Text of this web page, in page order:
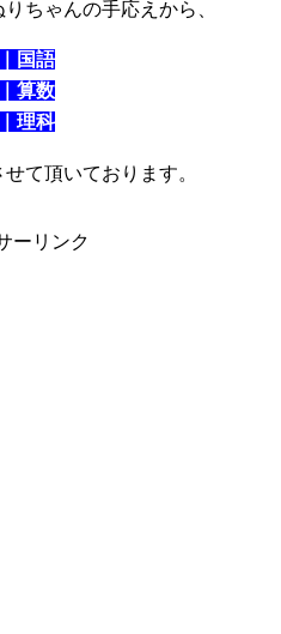
ちゃんの手応えから、
国語
算数
理科
て頂いております。
ーリンク